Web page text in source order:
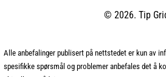
© 2026. Tip
Alle anbefalinger publisert på nettstedet er kun av
spesifikke spørsmål og problemer anbefales det å